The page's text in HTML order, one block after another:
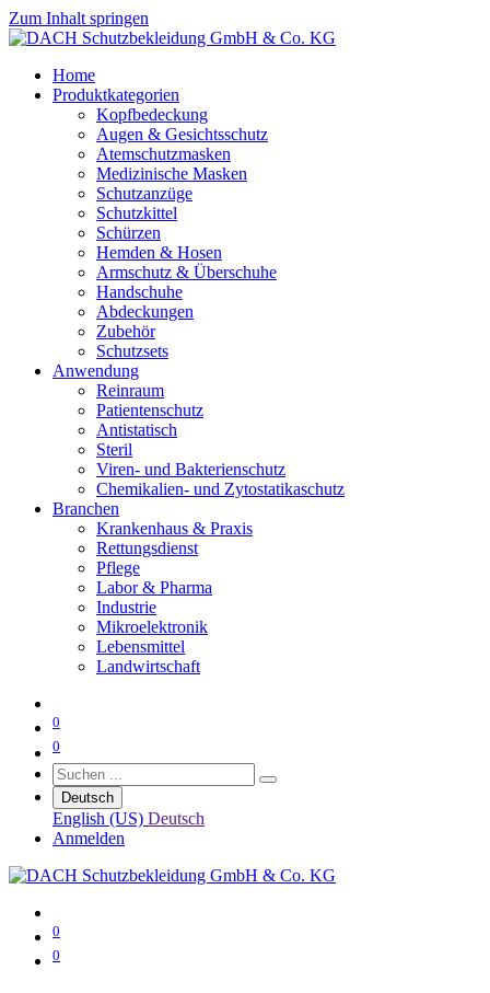
Zum Inhalt springen
Home
Produktkategorien
Kopfbedeckung
Augen & Gesichtsschutz
Atemschutzmasken
Medizinische Masken
Schutzanzüge
Schutzkittel
Schürzen
Hemden & Hosen
Armschutz & Überschuhe
Handschuhe
Abdeckungen
Zubehör
Schutzsets
Anwendung
Reinraum
Patientenschutz
Antistatisch
Steril
Viren- und Bakterienschutz
Chemikalien- und Zytostatikaschutz
Branchen
Krankenhaus & Praxis
Rettungsdienst
Pflege
Labor & Pharma
Industrie
Mikroelektronik
Lebensmittel
Landwirtschaft
0
0
Deutsch
English (US) Deutsch
Anmelden
0
0